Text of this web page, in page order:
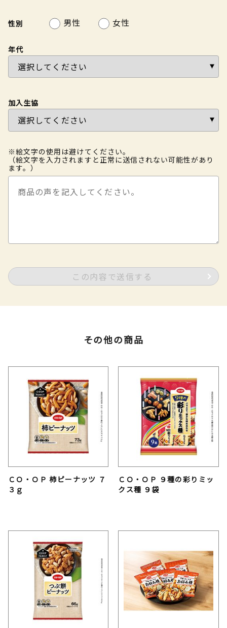
性別 男性 女性
年代
加入生協
※絵文字の使用は避けてください。
（絵文字を入力されますと正常に送信されない可能性があり
ます。）
この内容で送信する
その他の商品
ＣＯ・ＯＰ 柿ピーナッツ ７
３ｇ
ＣＯ・ＯＰ ９種の彩りミッ
クス種 ９袋